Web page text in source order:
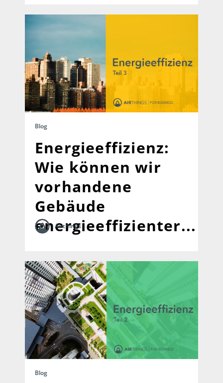
Blog
Energieeffizienz:
Wie können wir
vorhandene
Gebäude
energieeffizienter...
Airthings
Blog